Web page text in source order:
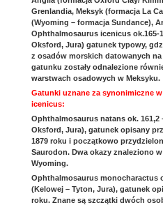
Grenlandia, Meksyk (formacja La
(Wyoming – formacja Sundance),
Ophthalmosaurus icenicus ok.165-
Oksford, Jura) gatunek typowy,
z osadów morskich datowanych
gatunku zostały odnalezione
warstwach osadowych w Meksyku.
Gatunki uznane za synonimiczne
icenicus:
Ophthalmosaurus natans ok. 161,2
Oksford, Jura), gatunek opisany
1879 roku i początkowo
Saurodon. Dwa okazy znaleziono
Wyoming.
Ophthalmosaurus monocharactus
(Kelowej – Tyton, Jura), gatunek
roku. Znane są szczątki dwóch